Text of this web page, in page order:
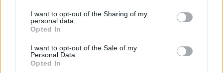
not limited to your visit or usage behaviour. You may click to
grant or deny consent to Google and its third-party tags to
use your data for below specified purposes in below Google
consent section.
I want to opt-out of the Sharing of my
personal data.
Opted In
I want to opt-out of the Sale of my
Personal Data.
Opted In
2022. augusztus 26. 16:17